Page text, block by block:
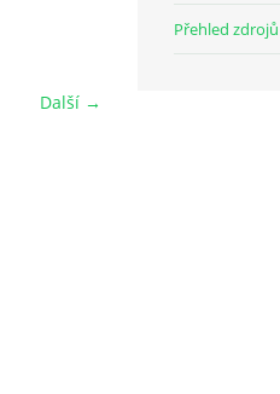
Další →
Přehled zdrojů